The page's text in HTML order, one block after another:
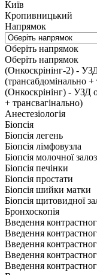
Київ
Кропивницький
Напрямок
Оберіть напрямок
Оберіть напрямок
(Онкоскрінінг-2) -
(трансабдомінально +
(Онкоскрінінг) - УЗД
+ трансвагінально)
Анестезіологія
Біопсія
Біопсія легень
Біопсія лімфовузла
Біопсія молочної
Біопсія печінки
Біопсія простати
Біопсія шийки матки
Біопсія щитовидної
Бронхоскопія
Введення
Введення
Введення
Введення
Введення